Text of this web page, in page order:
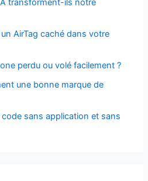
transforment-ils notre
AirTag caché dans votre
perdu ou volé facilement ?
une bonne marque de
sans application et sans